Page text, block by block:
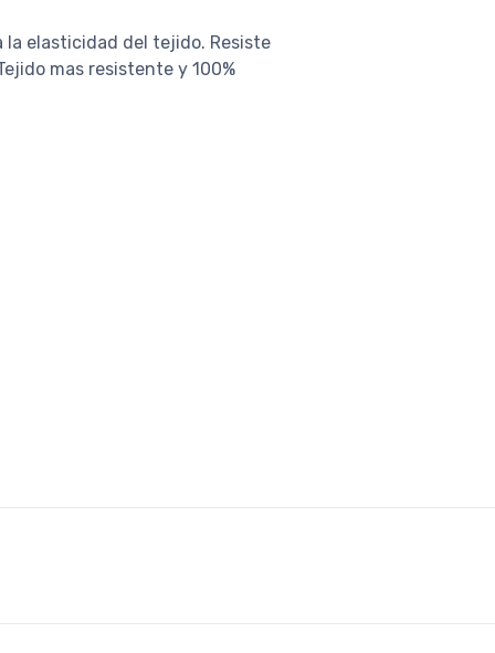
la elasticidad del tejido. Resiste
mas resistente y 100%